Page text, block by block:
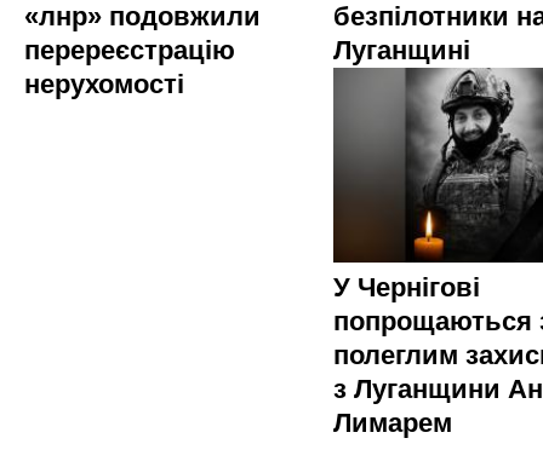
«лнр» подовжили
перереєстрацію
нерухомості
безпілотники
Луганщині
У Чернігові
попрощаються
полеглим
з Луганщини
Лимарем